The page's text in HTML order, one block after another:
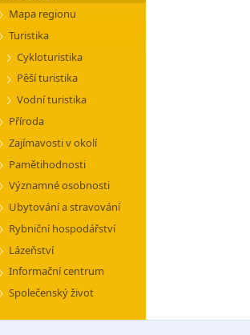
Mapa regionu
Turistika
Cykloturistika
Pěší turistika
Vodní turistika
Příroda
Zajímavosti v okolí
Pamětihodnosti
Významné osobnosti
Ubytování a stravování
Rybniční hospodářství
Lázeňství
Informační centrum
Společenský život